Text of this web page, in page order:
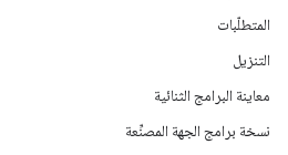
المتطلّبات
التنزيل
معاينة البرامج الثنائية
نسخة برامج الجهة المصنِّعة